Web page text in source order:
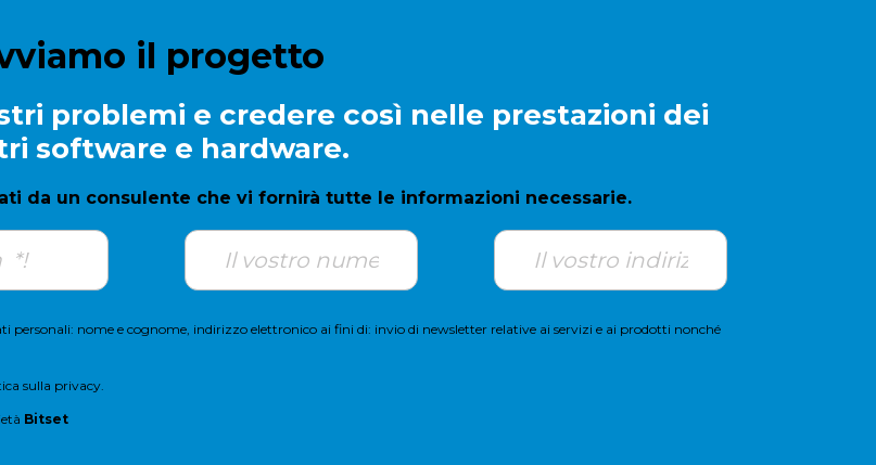
il progetto
problemi e credere così nelle prestazioni dei
software e hardware.
da un consulente che vi fornirà tutte le informazioni necessarie.
personali: nome e cognome, indirizzo elettronico ai fini di: invio di newsletter relative ai servizi e ai prodotti nonché
sulla privacy.
Bitset